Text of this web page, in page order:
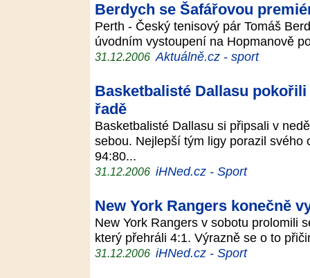
Berdych se Šafářovou
Perth - Český tenisový pár Tomáš
úvodním vystoupení na Hopmanově
31.12.2006 Aktuálně.cz - sport
Basketbalisté Dallasu
řadě
Basketbalisté Dallasu si připsali v
sebou. Nejlepší tým ligy porazil
94:80...
31.12.2006 iHNed.cz - Sport
New York Rangers konečně
New York Rangers v sobotu prolomili
který přehráli 4:1. Výrazně se o to
31.12.2006 iHNed.cz - Sport